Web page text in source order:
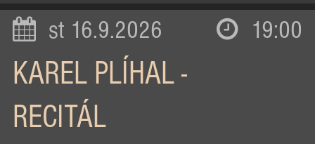
st 16.9.2026 19:00
KAREL PLÍHAL -
RECITÁL